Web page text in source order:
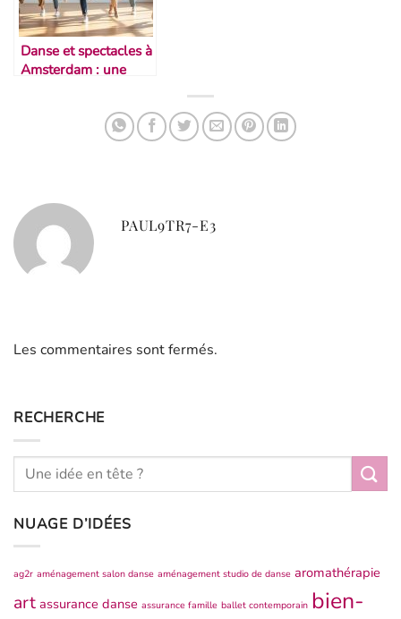
Danse et spectacles à
Amsterdam : une
PAUL9TR7-E3
Les commentaires sont fermés.
RECHERCHE
NUAGE D’IDÉES
ag2r aménagement salon danse aménagement studio de danse aromathérapie
art assurance danse assurance famille ballet contemporain bien-